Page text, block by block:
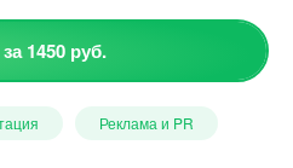
1450 руб.
Реклама и PR